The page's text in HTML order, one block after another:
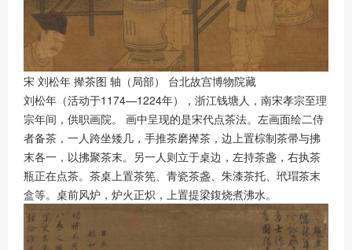
宋 刘松年 撵茶图 轴（局部） 台北故宫博物院藏
刘松年（活动于1174—1224年），浙江钱塘人，南宋孝宗至理
宗年间，供职画院。 画中呈现的是宋代点茶法。左画面绘二侍
者备茶，一人跨坐矮几，手推茶磨撵茶，边上置棕制茶帚与拂
末各一，以拂聚茶末。另一人则立于桌边，左持茶盏，右执茶
瓶正在点茶。茶桌上置茶筅、青瓷茶盏、朱漆茶托、玳瑁茶末
盒等。桌前风炉，炉火正炽，上置提梁鍑烧煮沸水。